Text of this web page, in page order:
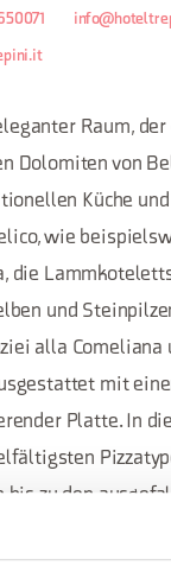
Raum,
Dolomiten von
Küche
wie
die
und
alla Comeliana
mit
Platte. In
zu den